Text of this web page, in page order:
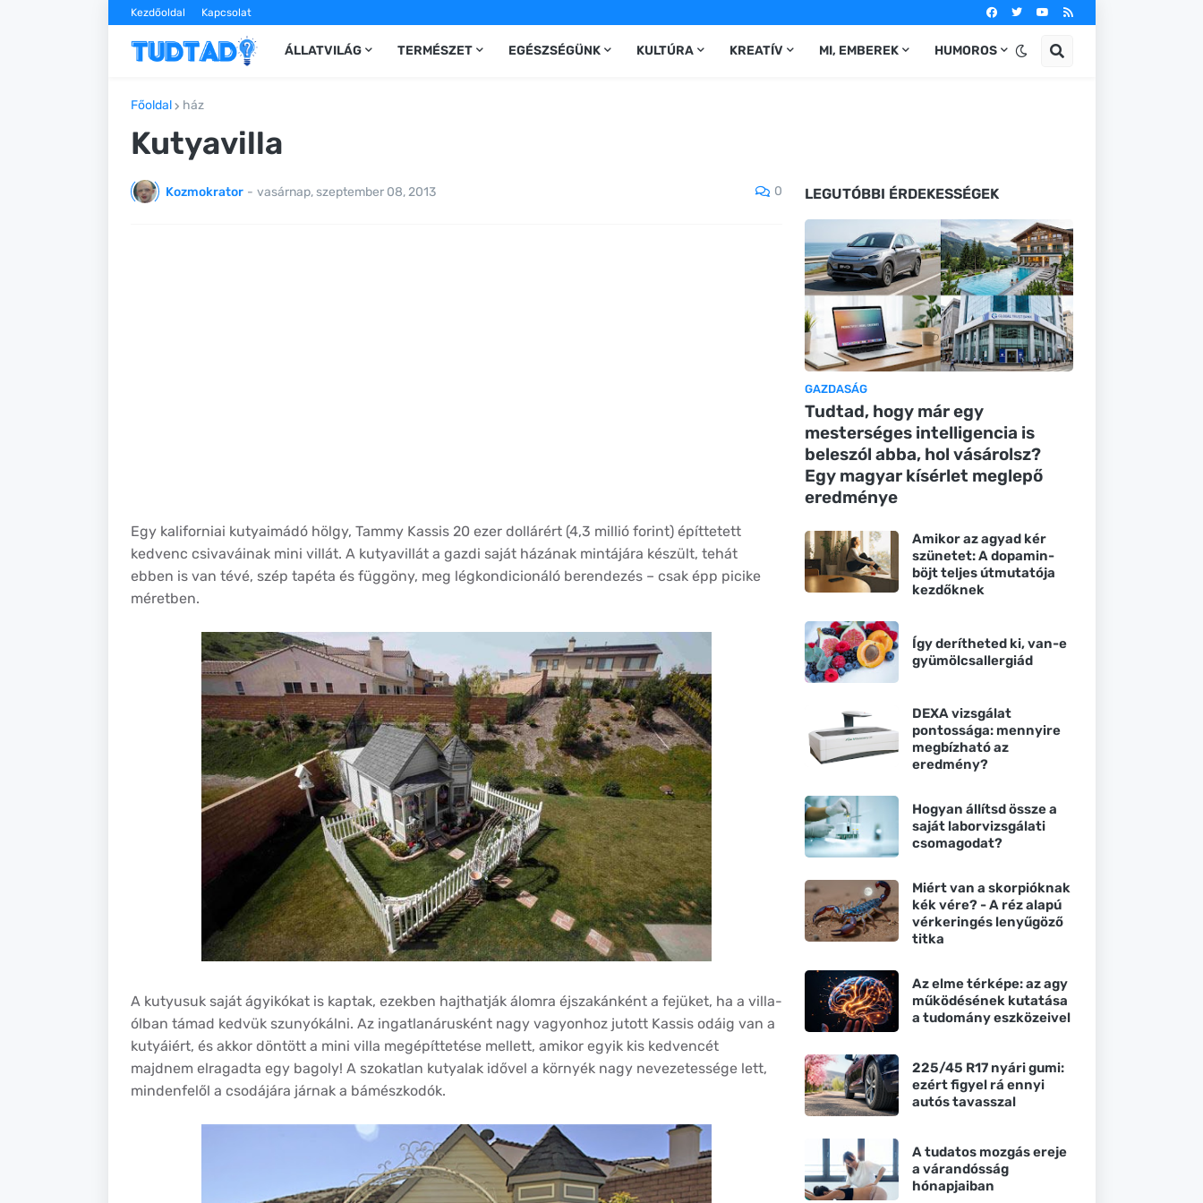
Kezdőoldal Kapcsolat
ÁLLATVILÁG TERMÉSZET EGÉSZSÉGÜNK KULTÚRA KREATÍV MI, EMBEREK HUMOROS
Főoldal ház
Kutyavilla
Kozmokrator - vasárnap, szeptember 08, 2013 0
Egy kaliforniai kutyaimádó hölgy, Tammy Kassis 20 ezer dollárért (4,3 millió forint) építtetett
kedvenc csivaváinak mini villát. A kutyavillát a gazdi saját házának mintájára készült, tehát
ebben is van tévé, szép tapéta és függöny, meg légkondicionáló berendezés – csak épp picike
méretben.
A kutyusuk saját ágyikókat is kaptak, ezekben hajthatják álomra éjszakánként a fejüket, ha a villa-
ólban támad kedvük szunyókálni. Az ingatlanárusként nagy vagyonhoz jutott Kassis odáig van a
kutyáiért, és akkor döntött a mini villa megépíttetése mellett, amikor egyik kis kedvencét
majdnem elragadta egy bagoly! A szokatlan kutyalak idővel a környék nagy nevezetessége lett,
mindenfelől a csodájára járnak a bámészkodók.
LEGUTÓBBI ÉRDEKESSÉGEK
GAZDASÁG
Tudtad, hogy már egy
mesterséges intelligencia is
beleszól abba, hol vásárolsz?
Egy magyar kísérlet meglepő
eredménye
Amikor az agyad kér
szünetet: A dopamin-
böjt teljes útmutatója
kezdőknek
Így derítheted ki, van-e
gyümölcsallergiád
DEXA vizsgálat
pontossága: mennyire
megbízható az
eredmény?
Hogyan állítsd össze a
saját laborvizsgálati
csomagodat?
Miért van a skorpióknak
kék vére? - A réz alapú
vérkeringés lenyűgöző
titka
Az elme térképe: az agy
működésének kutatása
a tudomány eszközeivel
225/45 R17 nyári gumi:
ezért figyel rá ennyi
autós tavasszal
A tudatos mozgás ereje
a várandósság
hónapjaiban